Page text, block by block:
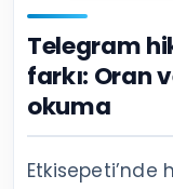
Telegram
farkı: Oran
okuma
Etkisepeti’nde